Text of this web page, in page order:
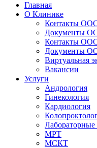
Главная
О Клинике
Контакты
Документы
Контакты
Документы
Виртуальная
Вакансии
Услуги
Андрология
Гинекология
Кардиология
Лабораторные
МРТ
МСКТ